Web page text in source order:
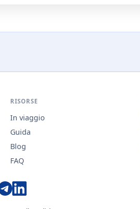
RISORSE
In viaggio
Guida
Blog
FAQ